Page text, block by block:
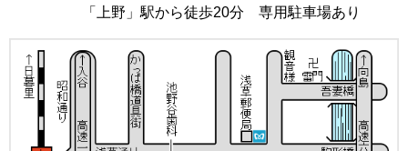
「上野」駅から徒歩20分 専用駐車場あり